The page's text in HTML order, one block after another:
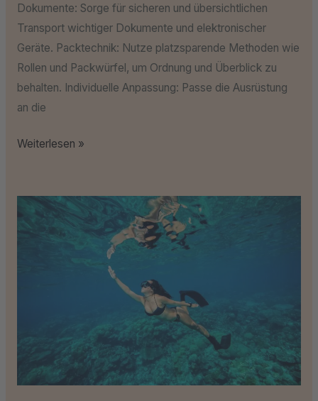
Dokumente: Sorge für sicheren und übersichtlichen
Transport wichtiger Dokumente und elektronischer
Geräte. Packtechnik: Nutze platzsparende Methoden wie
Rollen und Packwürfel, um Ordnung und Überblick zu
behalten. Individuelle Anpassung: Passe die Ausrüstung
an die
Weiterlesen »
Reise
ins
Wasser
erleben